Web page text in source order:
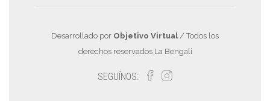
Desarrollado por Objetivo Virtual/ Todos los
derechos reservados La Bengali
SEGUÍNOS: